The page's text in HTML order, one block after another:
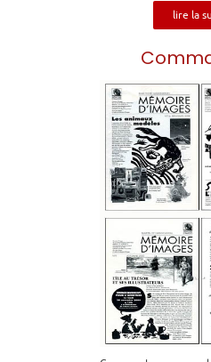
lire la